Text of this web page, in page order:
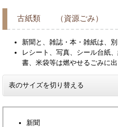
古紙類 （資源ごみ）
新聞と、雑誌・本・雑紙は、
レシート、写真、シール台紙
書、米袋等は燃やせるごみに出
表のサイズを切り替える
新聞